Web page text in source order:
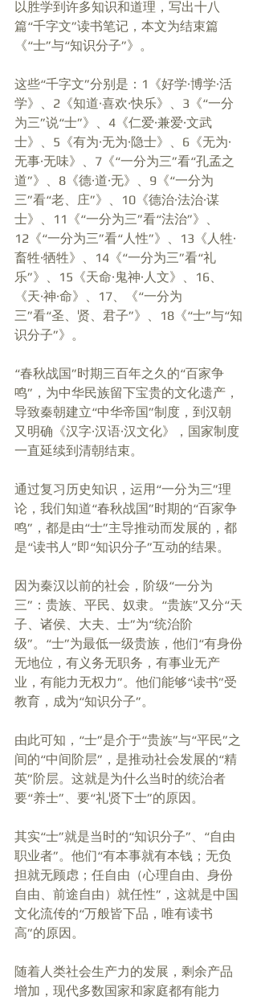
以胜学到许多知识和道理，写出十八
篇“千字文”读书笔记，本文为结束篇
《“士”与“知识分子”》。
这些“千字文”分别是：1《好学·博学·活
学》、2《知道·喜欢·快乐》、3《“一分
为三”说“士”》、4《仁爱·兼爱·文武
士》、5《有为·无为·隐士》、6《无为·
无事·无味》、7《“一分为三”看“孔孟之
道”》、8《德·道·无》、9《“一分为
三”看“老、庄”》、10《德治·法治·谋
士》、11《“一分为三”看“法治”》、
12《“一分为三”看“人性”》、13《人牲·
畜牲·牺牲》、14《“一分为三”看“礼
乐”》、15《天命·鬼神·人文》、16、
《天·神·命》、17、《“一分为
三”看“圣、贤、君子”》、18《“士”与“知
识分子”》。
“春秋战国”时期三百年之久的“百家争
鸣”，为中华民族留下宝贵的文化遗产，
导致秦朝建立“中华帝国”制度，到汉朝
又明确《汉字·汉语·汉文化》，国家制度
一直延续到清朝结束。
通过复习历史知识，运用“一分为三”理
论，我们知道“春秋战国”时期的“百家争
鸣”，都是由“士”主导推动而发展的，都
是“读书人”即“知识分子”互动的结果。
因为秦汉以前的社会，阶级“一分为
三”：贵族、平民、奴隶。“贵族”又分“天
子、诸侯、大夫、士”为“统治阶
级”。“士”为最低一级贵族，他们“有身份
无地位，有义务无职务，有事业无产
业，有能力无权力”。他们能够“读书”受
教育，成为“知识分子”。
由此可知，“士”是介于“贵族”与“平民”之
间的“中间阶层”，是推动社会发展的“精
英”阶层。这就是为什么当时的统治者
要“养士”、要“礼贤下士”的原因。
其实“士”就是当时的“知识分子”、“自由
职业者”。他们“有本事就有本钱；无负
担就无顾虑；任自由（心理自由、身份
自由、前途自由）就任性”，这就是中国
文化流传的“万般皆下品，唯有读书
高”的原因。
随着人类社会生产力的发展，剩余产品
增加，现代多数国家和家庭都有能力